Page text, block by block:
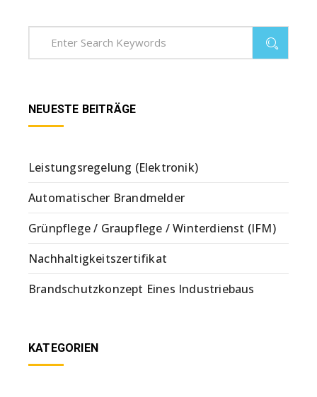
NEUESTE BEITRÄGE
Leistungsregelung (Elektronik)
Automatischer Brandmelder
Grünpflege / Graupflege / Winterdienst (IFM)
Nachhaltigkeitszertifikat
Brandschutzkonzept Eines Industriebaus
KATEGORIEN